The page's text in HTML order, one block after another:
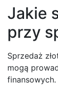
Jakie
przy
Sprzedaż
mogą